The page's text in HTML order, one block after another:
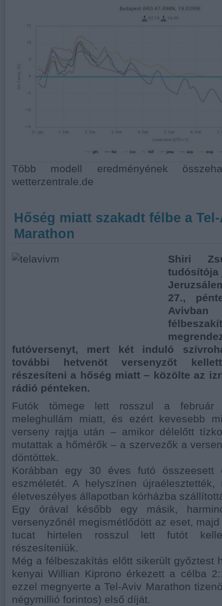
Több modell eredményének
wetterzentrale.de
Hőség miatt szakadt félbe a
Marathon
Shiri
tudósítója
27.,
futóversenyt, mert két induló
további hetvenöt versenyzőt
részesíteni a hőség miatt – közölte az
rádió pénteken.
Futók tömege lett rosszul a február
meleghullám miatt, és ezért kevesebb
verseny rajtja után – amikor délelőtt
mutattak a hőmérők – a szervezők a
döntöttek.
Korábban egy 30 éves futó összeesett
eszméletét. A helyszínen
életveszélyes állapotban kórházba
Egy órával később egy másik,
versenyzőnél megismétlődött az eset,
tucat hirtelen rosszul lett futót
részesíteniük.
Még a félbeszakítás előtt sikerült győztest
kenyai Willian Kiprono érkezett a célba
ezzel megnyerte a Tel-Aviv Marathon
négymillió forintos) első díját.